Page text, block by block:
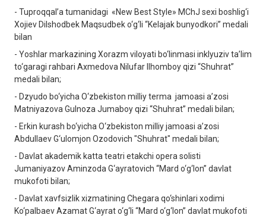
- Tuproqqal’a tumanidagi «New Best Style» MChJ sexi boshlig‘i
Xojiev Dilshodbek Maqsudbek o‘g‘li “Kelajak bunyodkori” medali
bilan
- Yoshlar markazining Xorazm viloyati bo‘linmasi inklyuziv ta’lim
to‘garagi rahbari Axmedova Nilufar Ilhomboy qizi “Shuhrat”
medali bilan;
- Dzyudo bo‘yicha O‘zbekiston milliy terma jamoasi a’zosi
Matniyazova Gulnoza Jumaboy qizi “Shuhrat” medali bilan;
- Erkin kurash bo‘yicha O‘zbekiston milliy jamoasi a’zosi
Abdullaev G‘ulomjon Ozodovich "Shuhrat" medali bilan;
- Davlat akademik katta teatri etakchi opera solisti
Jumaniyazov Aminzoda G‘ayratovich “Mard o‘g‘lon” davlat
mukofoti bilan;
- Davlat xavfsizlik xizmatining Chegara qo‘shinlari xodimi
Ko‘palbaev Azamat G‘ayrat o‘g‘li “Mard o‘g‘lon” davlat mukofoti